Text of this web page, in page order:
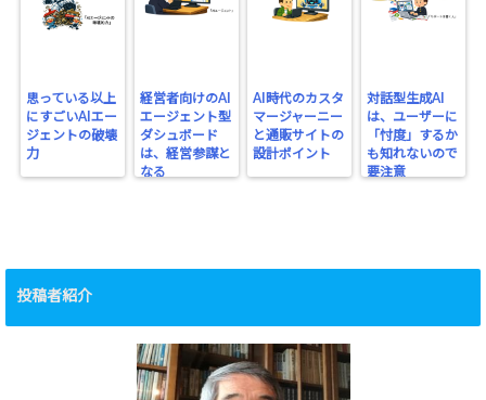
思っている以上
にすごいAIエー
ジェントの破壊
力
経営者向けのAI
エージェント型
ダシュボード
は、経営参謀と
なる
AI時代のカスタ
マージャーニー
と通販サイトの
設計ポイント
対話型生成AI
は、ユーザーに
「忖度」するか
も知れないので
要注意
投稿者紹介